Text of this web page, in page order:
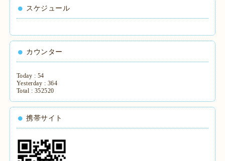
スケジュール
カウンター
Today : 54
Yesterday : 364
Total : 352520
携帯サイト